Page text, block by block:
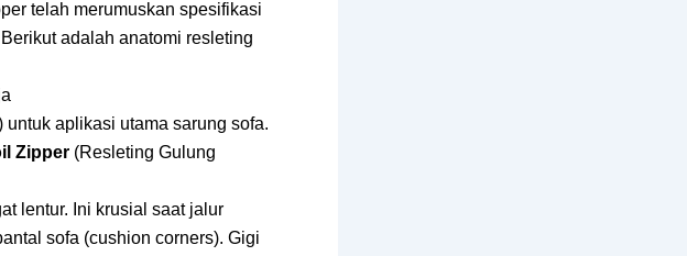
telah merumuskan spesifikasi
adalah anatomi resleting
aplikasi utama sarung sofa.
Zipper (Resleting Gulung
lentur. Ini krusial saat jalur
sofa (cushion corners). Gigi